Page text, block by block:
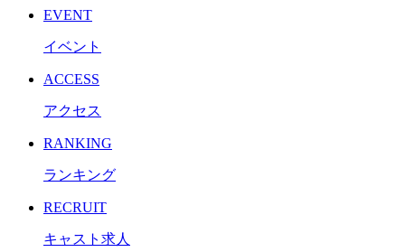
EVENT
イベント
ACCESS
アクセス
RANKING
ランキング
RECRUIT
キャスト求人